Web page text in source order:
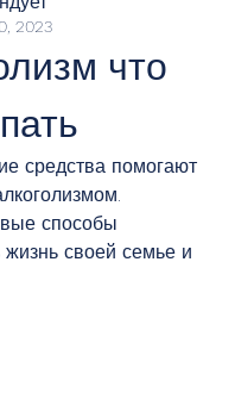
2023
что
средства помогают
способы
жизнь своей семье и